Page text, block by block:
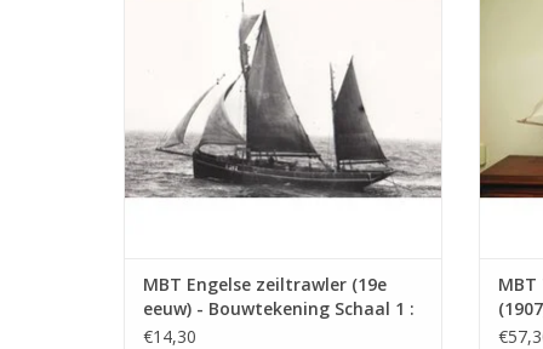
MBT Engelse zeiltrawler (19e
eeuw) - Bouwtekening Schaal 1 :
100 (10.03.004)
€14,30
MBT
20